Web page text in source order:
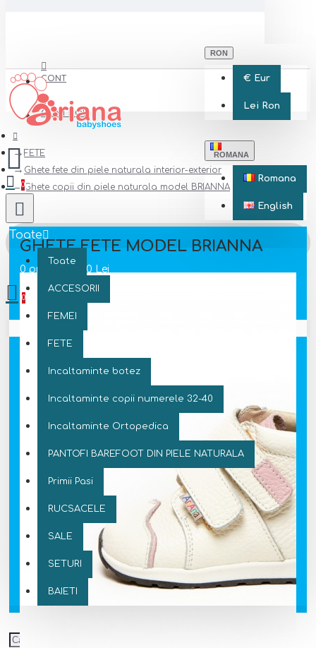
CONT
CONT NOU
RON
€ Eur
Lei Ron
ROMANA
Romana
English
0
Toate
Toate
ACCESORII
FEMEI
FETE
Incaltaminte botez
Incaltaminte copii numerele 32-40
Incaltaminte Ortopedica
PANTOFI BAREFOOT DIN PIELE NATURALA
Primii Pasi
RUCSACELE
SALE
SETURI
BAIETI
0 produs(e) - 0 Lei
0
Coșul este gol!
FETE
Ghete fete din piele naturala interior-exterior
Ghete copii din piele naturala model BRIANNA
GHETE FETE MODEL BRIANNA